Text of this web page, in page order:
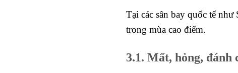
Tại các sân bay quốc tế
trong mùa cao điểm.
3.1. Mất, hỏng, đánh